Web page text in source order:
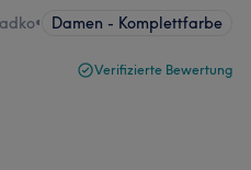
• Damen - Komplettfarbe
Verifizierte Bewertung